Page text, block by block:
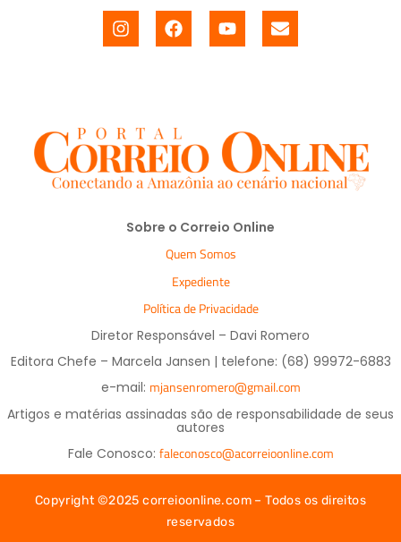
Sobre o Correio Online
Quem Somos
Expediente
Política de Privacidade
Diretor Responsável – Davi Romero
Editora Chefe – Marcela Jansen | telefone: (68) 99972-6883
e-mail: mjansenromero@gmail.com
Artigos e matérias assinadas são de responsabilidade de seus
autores
Fale Conosco: faleconosco@acorreioonline.com
Copyright ©2025 correioonline.com – Todos os direitos
reservados